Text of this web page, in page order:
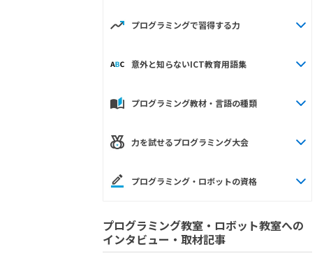
プログラミングで習得する力
意外と知らないICT教育用語集
プログラミング教材・言語の種類
力を試せるプログラミング大会
プログラミング・ロボットの資格
プログラミング教室・ロボット教室への
インタビュー・取材記事